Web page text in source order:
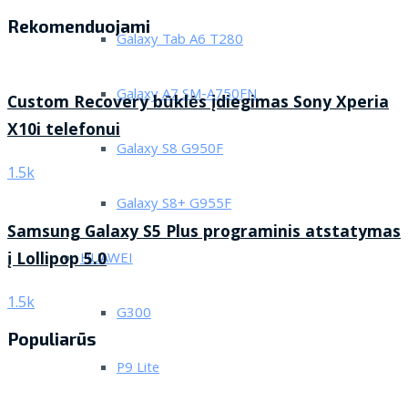
Galaxy Tab A6 T280
Galaxy A7 SM-A750FN
Galaxy S8 G950F
Galaxy S8+ G955F
HUAWEI
G300
P9 Lite
Rekomenduojami
Custom Recovery būklės įdiegimas Sony Xperia
X10i telefonui
1.5k
Samsung Galaxy S5 Plus programinis atstatymas
į Lollipop 5.0
1.5k
Populiarūs